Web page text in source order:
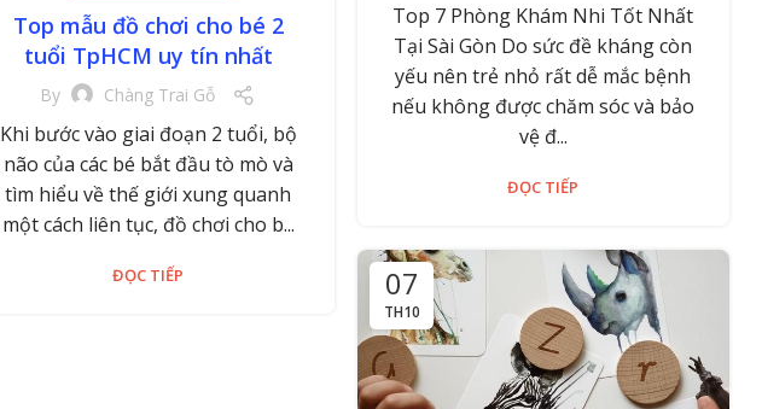
Top mẫu đồ chơi cho bé 2
tuổi TpHCM uy tín nhất
By Chàng Trai Gỗ
Khi bước vào giai đoạn 2 tuổi, bộ
não của các bé bắt đầu tò mò và
tìm hiểu về thế giới xung quanh
một cách liên tục, đồ chơi cho b...
ĐỌC TIẾP
Top 7 Phòng Khám Nhi Tốt Nhất
Tại Sài Gòn Do sức đề kháng còn
yếu nên trẻ nhỏ rất dễ mắc bệnh
nếu không được chăm sóc và bảo
vệ đ...
ĐỌC TIẾP
07
TH10